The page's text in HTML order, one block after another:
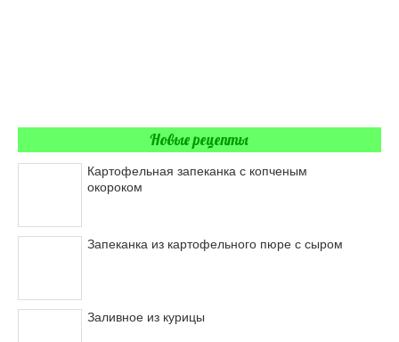
Новые рецепты
Картофельная запеканка с копченым
окороком
Запеканка из картофельного пюре с сыром
Заливное из курицы